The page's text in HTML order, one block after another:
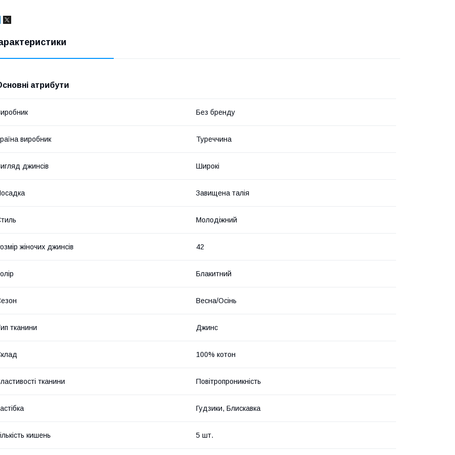
атрибути
Без бренду
виробник Туреччина
джинсів Широкі
Завищена талія
Молодіжний
жіночих джинсів 42
Блакитний
Весна/Осінь
тканини Джинс
100% котон
тканини Повітропроникність
Гудзики, Блискавка
кишень 5 шт.